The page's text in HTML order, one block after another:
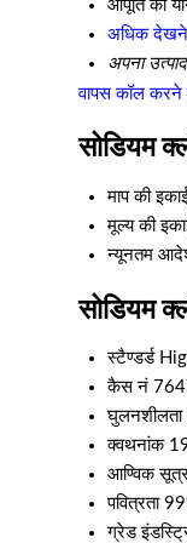
आपूर्ति की
अधिक
अपना
वापस कॉल करने
सोडियम
माप की
मूल्य की
न्यूनतम
सोडियम
स्टैण्डर्ड
कैस नं
घुलनशीलता
क्वथनांक
आण्विक
पवित्रता
ग्रेड